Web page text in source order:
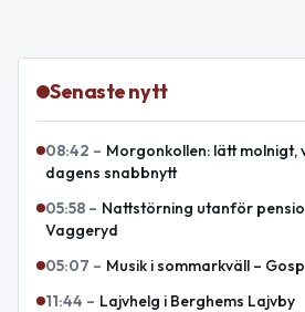
Senaste nytt
08:42 – Morgonkollen: lätt molnigt,
dagens snabbnytt
05:58 – Nattstörning utanför
Vaggeryd
05:07 – Musik i sommarkväll –
11:44 – Lajvhelg i Berghems Lajvby